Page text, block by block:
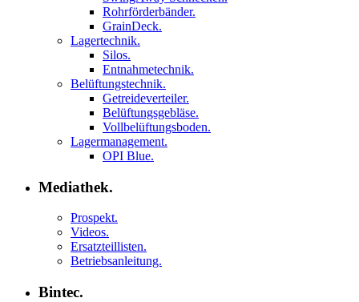
Rohrförderbänder.
GrainDeck.
Lagertechnik.
Silos.
Entnahmetechnik.
Belüftungstechnik.
Getreideverteiler.
Belüftungsgebläse.
Vollbelüftungsboden.
Lagermanagement.
OPI Blue.
Mediathek.
Prospekt.
Videos.
Ersatzteillisten.
Betriebsanleitung.
Bintec.